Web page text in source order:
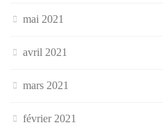
mai 2021
avril 2021
mars 2021
février 2021